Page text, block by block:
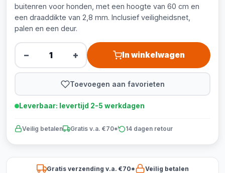
buitenren voor honden, met een hoogte van 60 cm en
een draaddikte van 2,8 mm. Inclusief veiligheidsnet,
palen en een deur.
− + In winkelwagen
Toevoegen aan favorieten
Leverbaar: levertijd 2-5 werkdagen
Veilig betalen Gratis v.a. €70* 14 dagen retour
Gratis verzending v.a. €70*
Veilig betalen